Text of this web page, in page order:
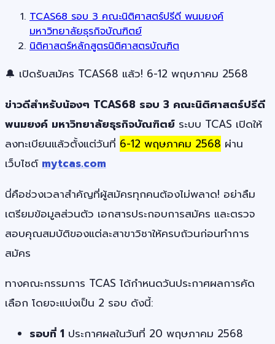
TCAS68 รอบ 3 คณะนิติศาสตร์ปรีดี พนมยงค์
มหาวิทยาลัยธุรกิจบัณฑิตย์
นิติศาสตร์หลักสูตรนิติศาสตรบัณฑิต
🔔 เปิดรับสมัคร TCAS68 แล้ว! 6-12 พฤษภาคม 2568
ข่าวดีสำหรับน้องๆ TCAS68 รอบ 3 คณะนิติศาสตร์ปรีดี
พนมยงค์ มหาวิทยาลัยธุรกิจบัณฑิตย์ ระบบ TCAS เปิดให้
ลงทะเบียนแล้วตั้งแต่วันที่ 6-12 พฤษภาคม 2568 ผ่าน
เว็บไซต์ mytcas.com
นี่คือช่วงเวลาสำคัญที่ผู้สมัครทุกคนต้องไม่พลาด! อย่าลืม
เตรียมข้อมูลส่วนตัว เอกสารประกอบการสมัคร และตรวจ
สอบคุณสมบัติของแต่ละสาขาวิชาให้ครบถ้วนก่อนทำการ
สมัคร
ทางคณะกรรมการ TCAS ได้กำหนดวันประกาศผลการคัด
เลือก โดยจะแบ่งเป็น 2 รอบ ดังนี้:
รอบที่ 1 ประกาศผลในวันที่ 20 พฤษภาคม 2568